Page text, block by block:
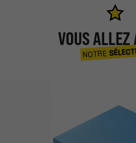
VOUS ALLEZ
NOTRE